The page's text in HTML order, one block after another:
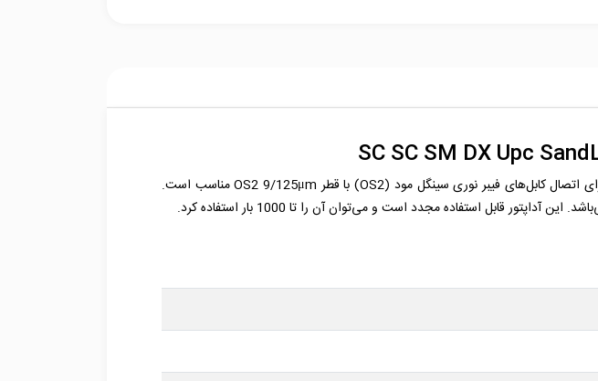
SC-SC-SM-DX-Upc دارای شکل ظاهری Duplex با کانکتور SC است که برای اتصال کابل‌های فیبر نوری سینگل مود (OS2) با قطر OS2 9/125μm مناسب است.